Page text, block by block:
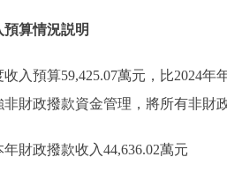
預算情況説明
預算59,425.07萬元，比2024年
非財政撥款資金管理，將所有非財
政撥款收入44,636.02萬元